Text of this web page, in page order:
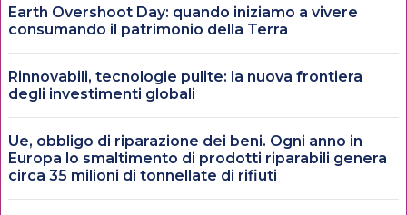
Earth Overshoot Day: quando iniziamo a vivere
consumando il patrimonio della Terra
Rinnovabili, tecnologie pulite: la nuova frontiera
degli investimenti globali
Ue, obbligo di riparazione dei beni. Ogni anno in
Europa lo smaltimento di prodotti riparabili genera
circa 35 milioni di tonnellate di rifiuti